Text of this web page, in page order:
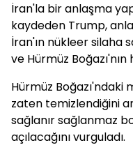
İran'la bir anlaşma
kaydeden Trump,
İran'ın nükleer silaha
ve Hürmüz
Hürmüz Boğazı'ndaki
zaten temizlendiğini
sağlanır sağlanmaz
açılacağını vurguladı.